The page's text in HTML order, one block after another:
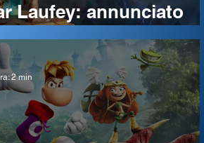
Laufey: annunciato
il nuovo capitolo di
2 min